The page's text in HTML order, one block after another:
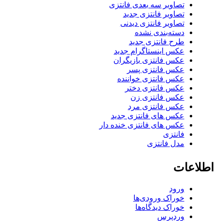
تصاویر سه بعدی فانتزی
تصاویر فانتزی جدید
تصاویر فانتزی دیدنی
دسته‌بندی نشده
طرح فانتزی جدید
عکس اینستاگرام جدید
عکس فانتزی بازیگران
عکس فانتزی پسر
عکس فانتزی خواننده
عکس فانتزی دختر
عکس فانتزی زن
عکس فانتزی مرد
عکس های فانتزی جدید
عکس های فانتزی خنده دار
فانتزی
مدل فانتزی
اطلاعات
ورود
خوراک ورودی‌ها
خوراک دیدگاه‌ها
وردپرس